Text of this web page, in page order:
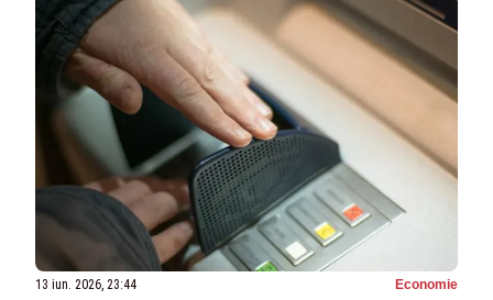
13 iun. 2026, 23:44 Economie